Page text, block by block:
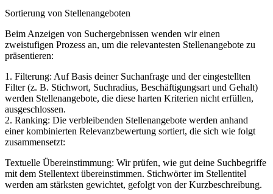
Sortierung von Stellenangeboten
Beim Anzeigen von Suchergebnissen wenden wir einen
zweistufigen Prozess an, um die relevantesten Stellenangebote zu
präsentieren:
1. Filterung: Auf Basis deiner Suchanfrage und der eingestellten
Filter (z. B. Stichwort, Suchradius, Beschäftigungsart und Gehalt)
werden Stellenangebote, die diese harten Kriterien nicht erfüllen,
ausgeschlossen.
2. Ranking: Die verbleibenden Stellenangebote werden anhand
einer kombinierten Relevanzbewertung sortiert, die sich wie folgt
zusammensetzt:
Textuelle Übereinstimmung: Wir prüfen, wie gut deine Suchbegriffe
mit dem Stellentext übereinstimmen. Stichwörter im Stellentitel
werden am stärksten gewichtet, gefolgt von der Kurzbeschreibung.